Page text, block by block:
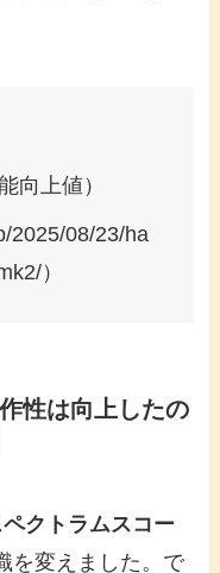
向上値）
2025/08/23/ha
）
性は向上したの
ペクトラムスコー
を変えました。で